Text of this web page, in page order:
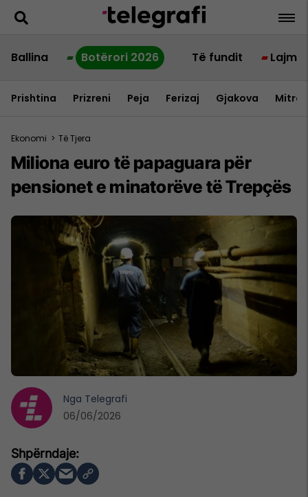
Ballina Botërori 2026 Të fundit Lajme
Prishtina Prizreni Peja Ferizaj Gjakova
Ekonomi > Të Tjera
Miliona euro të papaguara për
pensionet e minatorëve të Trepçës
Nga Telegrafi
06/06/2026